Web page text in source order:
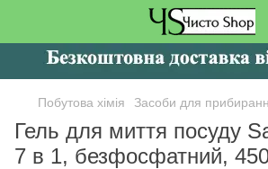
Побутова хімія Засоби для
Гель для миття посуду
7 в 1, безфосфатний,